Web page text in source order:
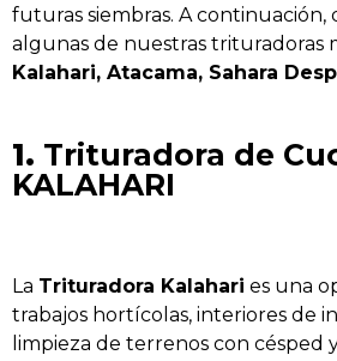
futuras siembras. A continuación,
algunas de nuestras trituradoras
Kalahari, Atacama, Sahara
1. Trituradora de
KALAHARI
La Trituradora Kalahari es una
trabajos hortícolas, interiores de
limpieza de terrenos con césped